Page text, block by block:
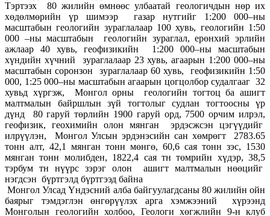
Тэртээх 80 жилийн өмнөөс улбаатай геологичдын нөр их
хөдөлмөрийн үр шимээр газар нутгийг 1:200 000–ны
масштабын геологийн зураглалаар 100 хувь, геологийн 1:50
000 –ны масштабын геологийн зураглал, ерөнхий эрлийн
ажлаар 40 хувь, геофизикийн 1:200 000–ны масштабын
хүндийн хүчний зураглалаар 23 хувь, агаарын 1:200 000–ны
масштабын соронзон зураглалаар 60 хувь, геофизикийн 1:50
000, 1:25 000–ны масштабын агаарын цогцолбор судалгааг 32
хувьд хүргэж, Монгол орны геологийн тогтоц ба ашигт
малтмалын байршлын зүй тогтолыг судлан тогтоосны үр
дүнд 80 гаруй төрлийн 1900 гаруй орд, 7500 орчим илрэл,
геофизик, геохимийн олон мянган эрдэсжсэн цэгүүдийг
илрүүлэн, Монгол Улсын эрдэнэсийн сан хөмрөгт 2783.65
тонн алт, 42,1 мянган тонн мөнгө, 60,6 сая тонн зэс, 1530
мянган тонн молибден, 1822,4 сая тн төмрийн хүдэр, 38,5
тэрбум тн нүүрс зэрэг олон ашигт малтмалын нөөцийг
нэгдсэн бүртгэлд бүртгээд байна
Монгол Улсад Үндэсний алба байгуулагдсаны 80 жилийн ойн
баярыг тэмдэглэн өнгөрүүлэх арга хэмжээний хүрээнд
Монголын геологийн холбоо, Геологи хөгжлийн 9-н клуб